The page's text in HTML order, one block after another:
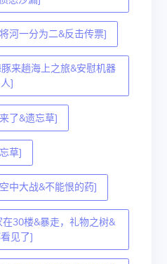
河一分为二&反击传票]
来趟海上之旅&安慰机器
人]
了&遗忘草]
草]
中大战&不能恨的药]
30楼&暴走，礼物之树&
见了]